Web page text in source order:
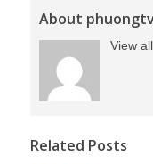
About
View
Related Posts